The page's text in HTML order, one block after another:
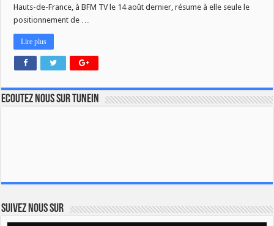
Hauts-de-France, à BFM TV le 14 août dernier, résume à elle seule le
positionnement de …
Lire plus
Ecoutez nous sur TuneIn
Suivez nous sur